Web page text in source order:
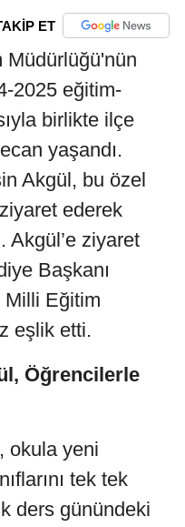
ET
Müdürlüğü'nün
2025 eğitim-
birlikte ilçe
yaşandı.
Akgül, bu özel
ederek
Akgül’e ziyaret
Başkanı
Eğitim
eşlik etti.
Öğrencilerle
okula yeni
tek tek
ders günündeki